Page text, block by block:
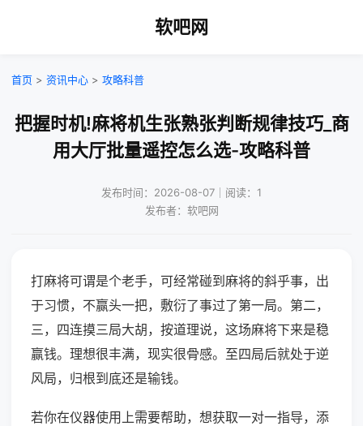
软吧网
首页 > 资讯中心 > 攻略科普
把握时机!麻将机生张熟张判断规律技巧_商
用大厅批量遥控怎么选-攻略科普
发布时间：2026-08-07｜阅读：1
发布者：软吧网
打麻将可谓是个老手，可经常碰到麻将的斜乎事，出
于习惯，不赢头一把，敷衍了事过了第一局。第二，
三，四连摸三局大胡，按道理说，这场麻将下来是稳
赢钱。理想很丰满，现实很骨感。至四局后就处于逆
风局，归根到底还是输钱。
若你在仪器使用上需要帮助，想获取一对一指导，添